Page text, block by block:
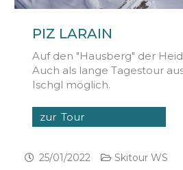
PIZ LARAIN
Auf den "Hausberg" der
Auch als lange Tagestour
Ischgl möglich.
zur Tour
25/01/2022 Skitour WS